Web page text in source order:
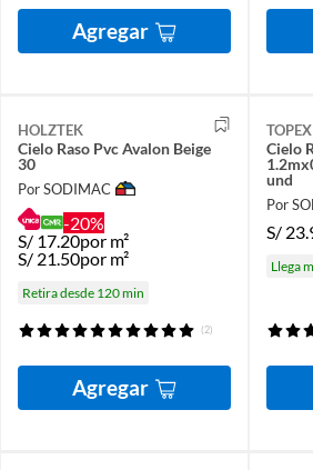
Agregar
HOLZTEK
Cielo Raso Pvc Avalon Beige
30
Por SODIMAC
-20%
S/ 17.20por m²
S/ 21.50por m²
Retira desde 120 min
(2)
Agregar
TOPEX
Cielo
und
Por
S/
Llega